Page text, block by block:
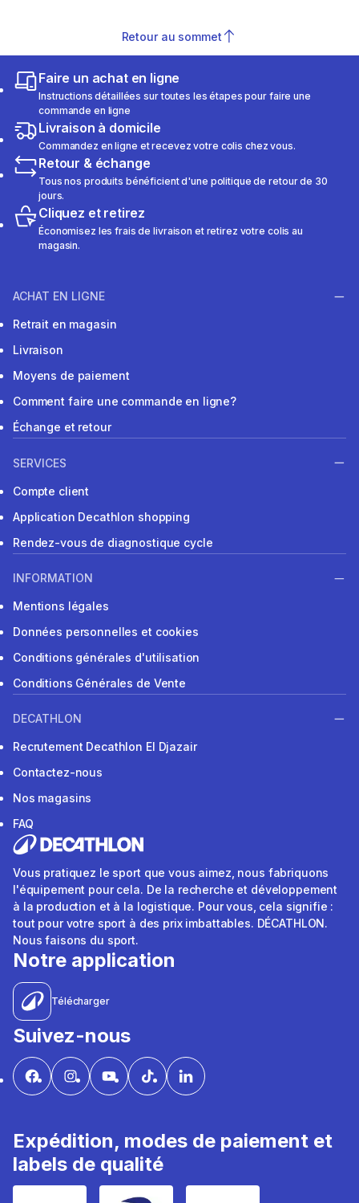
Retour au sommet
Faire un achat en ligne
Instructions détaillées sur toutes les étapes pour faire une
commande en ligne
Livraison à domicile
Commandez en ligne et recevez votre colis chez vous.
Retour & échange
Tous nos produits bénéficient d'une politique de retour de 30
jours.
Cliquez et retirez
Économisez les frais de livraison et retirez votre colis au
magasin.
ACHAT EN LIGNE
Retrait en magasin
Livraison
Moyens de paiement
Comment faire une commande en ligne?
Échange et retour
SERVICES
Compte client
Application Decathlon shopping
Rendez-vous de diagnostique cycle
INFORMATION
Mentions légales
Données personnelles et cookies
Conditions générales d'utilisation
Conditions Générales de Vente
DECATHLON
Recrutement Decathlon El Djazair
Contactez-nous
Nos magasins
FAQ
Vous pratiquez le sport que vous aimez, nous fabriquons
l'équipement pour cela. De la recherche et développement
à la production et à la logistique. Pour vous, cela signifie :
tout pour votre sport à des prix imbattables. DÉCATHLON.
Nous faisons du sport.
Notre application
Télécharger
Suivez-nous
Expédition, modes de paiement et
labels de qualité